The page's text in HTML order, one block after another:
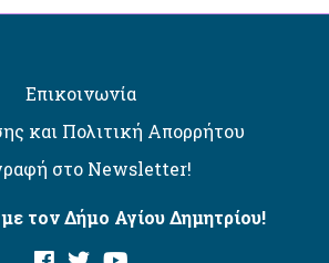
Επικοινωνία
και Πολιτική Απορρήτου
στο Newsletter!
τον Δήμο Αγίου Δημητρίου!